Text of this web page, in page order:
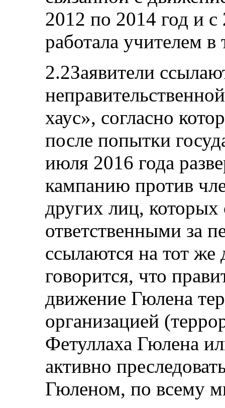
2012 по 2014 год и
работала учителем
2.2Заявители
хаус», согласно
после попытки
июля 2016 года
кампанию против
других лиц, которых
ответственными за
ссылаются на тот же
говорится, что
движение Гюлена
организацией
Фетуллаха Гюлена
активно
Гюленом, по всему